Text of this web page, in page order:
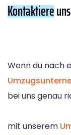
Kontaktiere
Wenn du nach
bei uns genau
mit unserem